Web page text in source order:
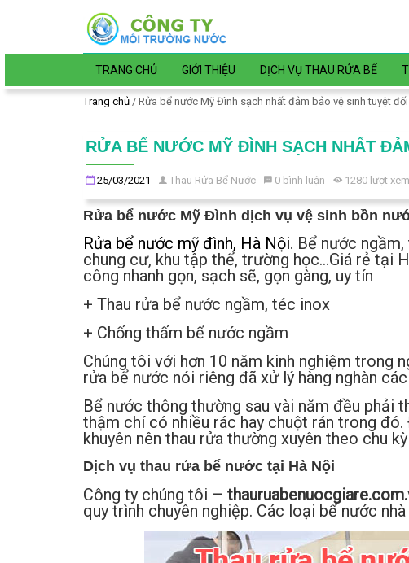
Đến nội dung chính
TRANG CHỦ GIỚI THIỆU DỊCH VỤ THAU RỬA BỂ
Trang chủ / Rửa bể nước Mỹ Đình sạch nhất đảm bảo vệ sinh tuyệt đối
RỬA BỂ NƯỚC MỸ ĐÌNH SẠCH NHẤT
Đăng ngày
25/03/2021 - Thau Rửa Bể Nước - 0 bình luận - 1280 lượt xem
Rửa bể nước Mỹ Đình dịch vụ vệ sinh bồn
Rửa bể nước mỹ đình, Hà Nội. Bể nước
chung cư, khu tập thể, trường học…Giá rẻ tại
công nhanh gọn, sạch sẽ, gọn gàng, uy tín
+ Thau rửa bể nước ngầm, téc inox
+ Chống thấm bể nước ngầm
Chúng tôi với hơn 10 năm kinh nghiệm trong
rửa bể nước nói riêng đã xử lý hàng nghàn
Bể nước thông thường sau vài năm đều phải
thậm chí có nhiều rác hay chuột rán trong
khuyên nên thau rửa thường xuyên theo chu
Dịch vụ thau rửa bể nước tại Hà Nội
Công ty chúng tôi –
quy trình chuyên nghiệp. Các loại bể nước